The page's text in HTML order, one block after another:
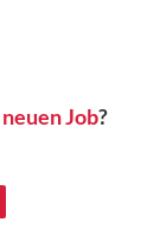
neuen Job?